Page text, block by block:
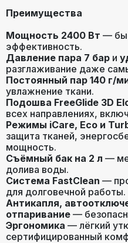
Преимущества
Мощность 2400 Вт —
эффективность.
Давление пара 7 бар и
разглаживание даже
Постоянный пар 140 г/
увлажнение ткани.
Подошва FreeGlide 3D
всех направлениях,
Режимы iCare, Eco и
защита тканей,
мощность.
Съёмный бак на 2 л —
долива воды.
Система FastClean —
для долговечной работы.
Антикапля,
отпаривание —
Эргономика — лёгкий
сертифицированный